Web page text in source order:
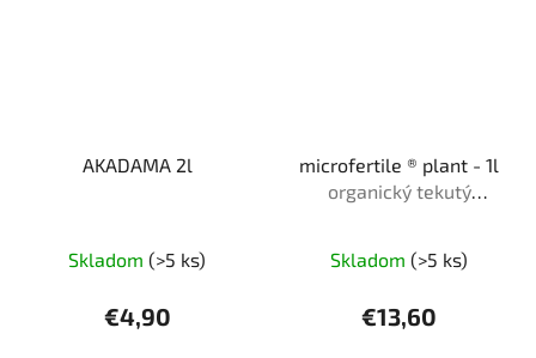
AKADAMA 2l
Skladom (>5 ks)
€4,90
microfertile ® plant - 1l
organický tekutý
Skladom (>5 ks)
€13,60